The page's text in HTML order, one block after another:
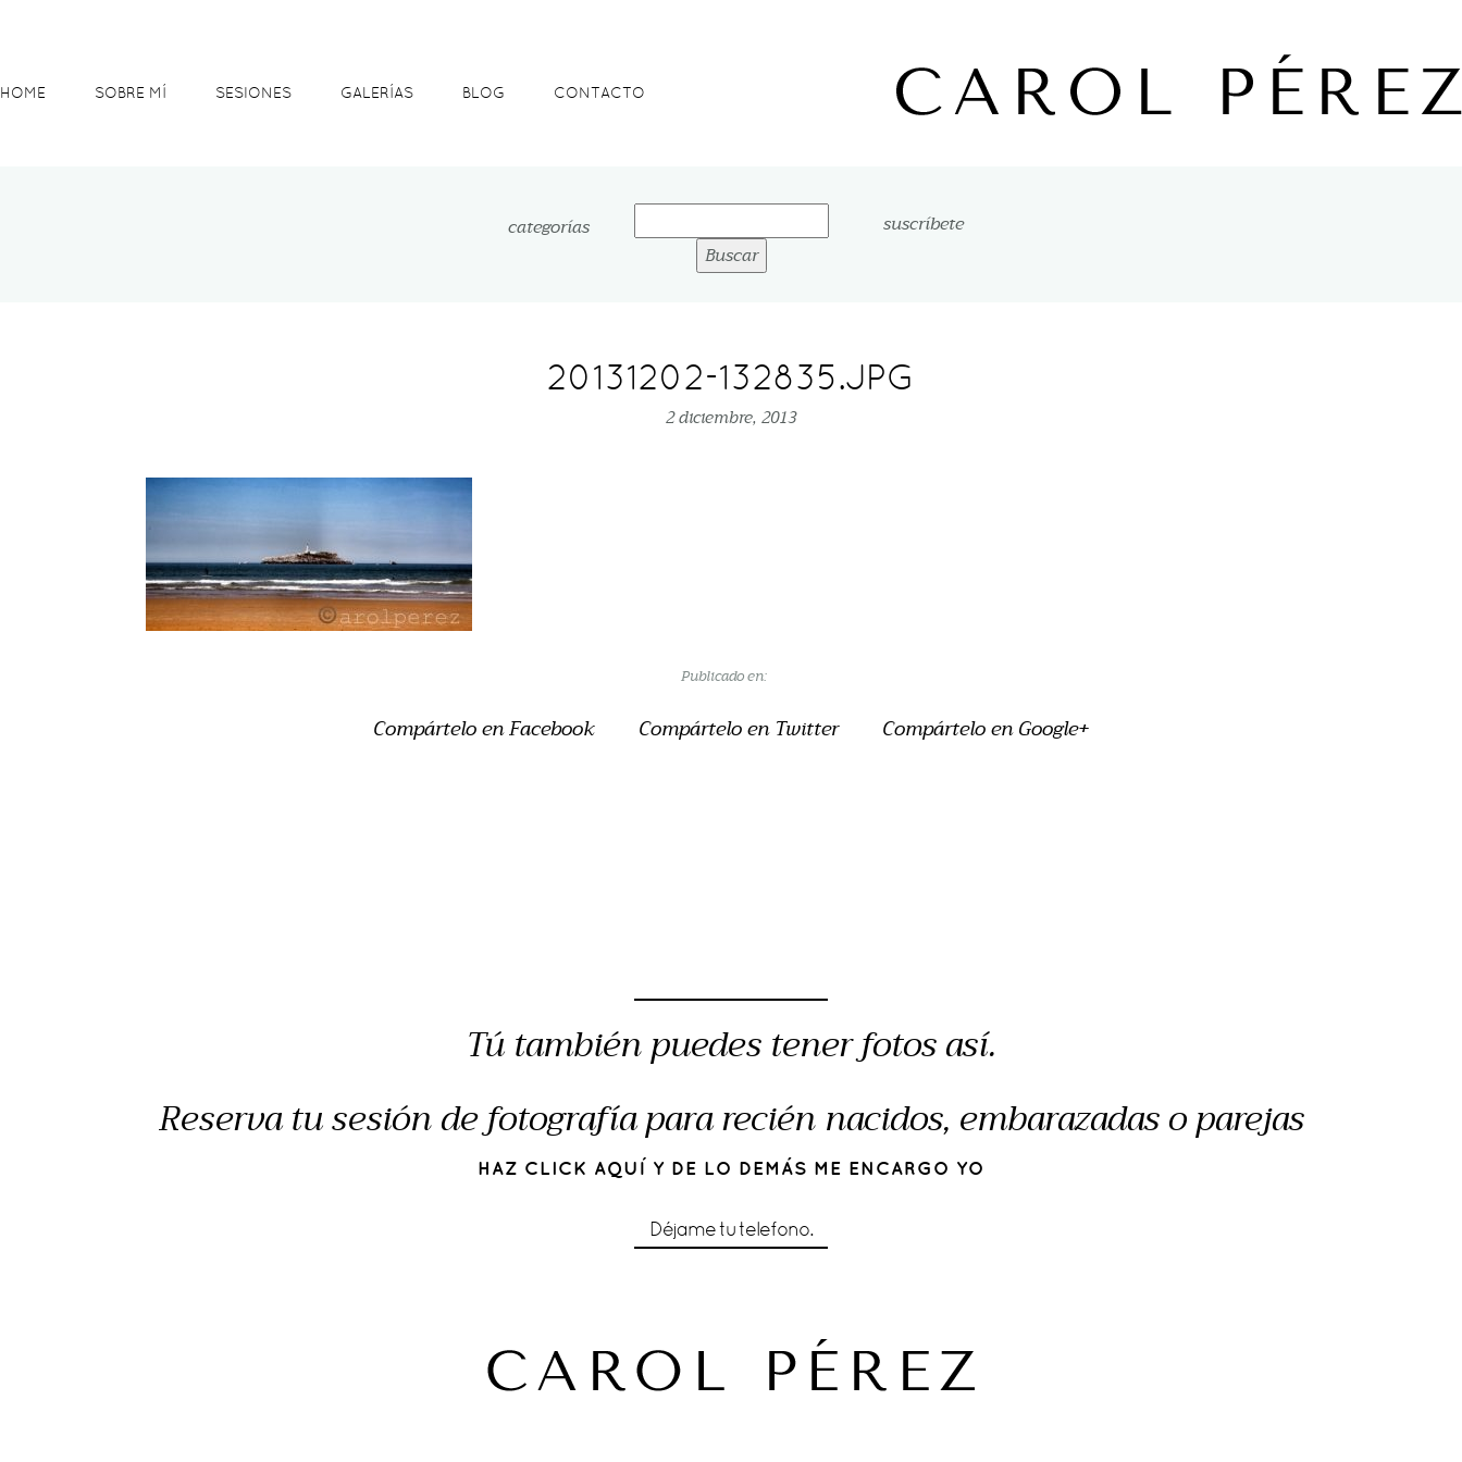
HOME SOBRE MÍ SESIONES GALERÍAS BLOG CONTACTO
categorías
Buscar: suscríbete
20131202-132835.JPG
2 diciembre, 2013
Publicado en:
Compártelo en Facebook Compártelo en Twitter Compártelo en Google+
Tú también puedes tener fotos así.
Reserva tu sesión de fotografía para recién nacidos, embarazadas o parejas
HAZ CLICK AQUÍ Y DE LO DEMÁS ME ENCARGO YO
Déjame tu telefono.